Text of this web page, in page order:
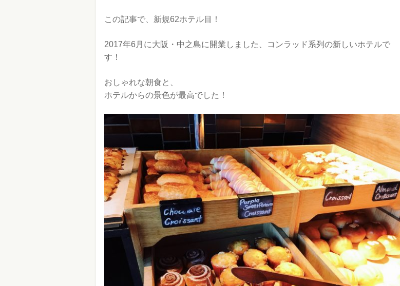
この記事で、新規62ホテル目！
2017年6月に大阪・中之島に開業しました、コンラッド系列の新しいホテルで
す！
おしゃれな朝食と、
ホテルからの景色が最高でした！